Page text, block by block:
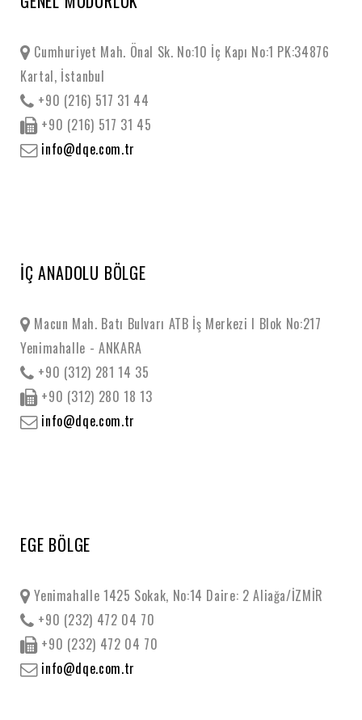
Cumhuriyet Mah. Önal Sk. No:10 İç Kapı No:1 PK:34876
Kartal, İstanbul
+90 (216) 517 31 44
+90 (216) 517 31 45
info@dqe.com.tr
İÇ ANADOLU BÖLGE
Macun Mah. Batı Bulvarı ATB İş Merkezi I Blok No:217
Yenimahalle - ANKARA
+90 (312) 281 14 35
+90 (312) 280 18 13
info@dqe.com.tr
EGE BÖLGE
Yenimahalle 1425 Sokak, No:14 Daire: 2 Aliağa/İZMİR
+90 (232) 472 04 70
+90 (232) 472 04 70
info@dqe.com.tr